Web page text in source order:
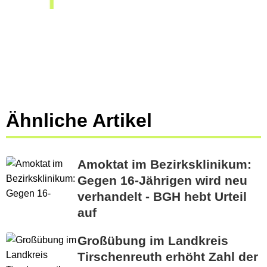
Ähnliche Artikel
Amoktat im Bezirksklinikum:
Gegen 16-Jährigen wird neu
verhandelt - BGH hebt Urteil
auf
Großübung im Landkreis
Tirschenreuth erhöht Zahl der